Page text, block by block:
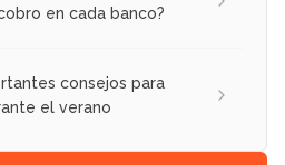
en cada banco?
consejos para
el verano